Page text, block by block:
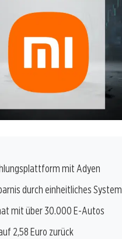
mit Adyen
durch einheitliches System
mit über 30.000 E-Autos
2,58 Euro zurück